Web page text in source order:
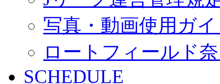
写真・動画使用ガ
ロートフィールド
SCHEDULE